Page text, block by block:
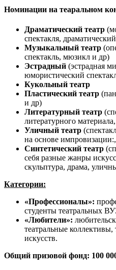
Номинации на теаральном
Драматический театр
спектакля,
Музыкальный театр
спектакль, мюзикл и др)
Эстрадный (эстрадная
юмористический
Кукольный театр
Пластический театр
и др)
Литературный театр
литературного
Уличный театр
на основе
Синтетический театр
себя разные жанры
скульптура, драма,
Категории:
«Профессионалы»:
студенты театральных
«Любители»:
театральные
искусств.
Общий призовой фонд: 100